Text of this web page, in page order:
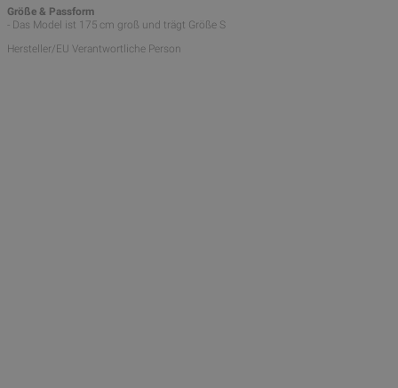
Größe & Passform
- Das Model ist 175 cm groß und trägt Größe S
Hersteller/EU Verantwortliche Person